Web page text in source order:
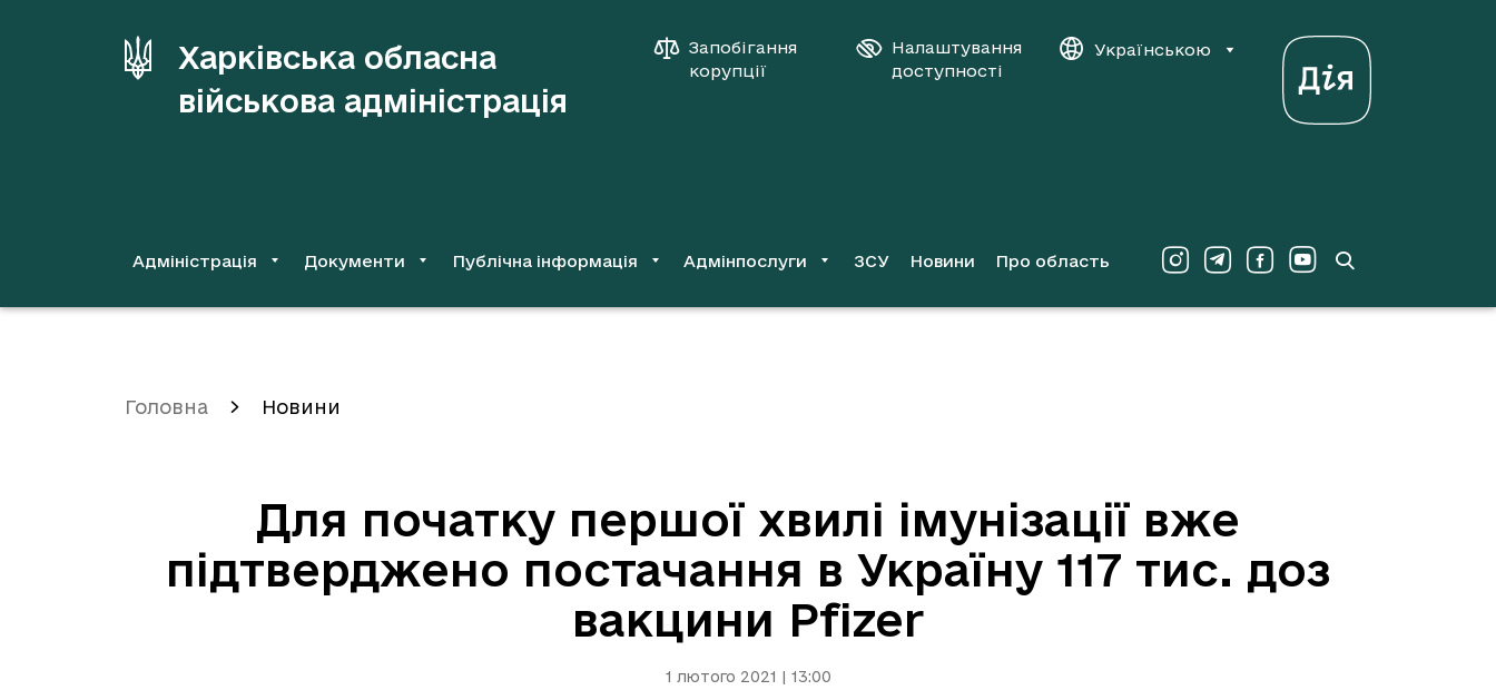
Харківська обласна
військова адміністрація
Запобігання
корупції
Налаштування
доступності
Українською
Адміністрація Документи Публічна інформація Адмінпослуги ЗСУ Новини Про область
Головна Новини
Для початку першої хвилі імунізації вже
підтверджено постачання в Україну 117 тис. доз
вакцини Pfizer
1 лютого 2021 | 13:00